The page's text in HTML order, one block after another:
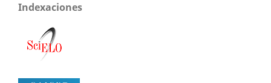
Indexaciones